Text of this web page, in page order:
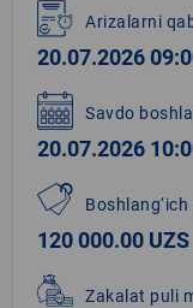
1
of
1
Arizalarni
20.07.2026
Savdo
20.07.2026
120 000.00 UZS
Zakalat puli